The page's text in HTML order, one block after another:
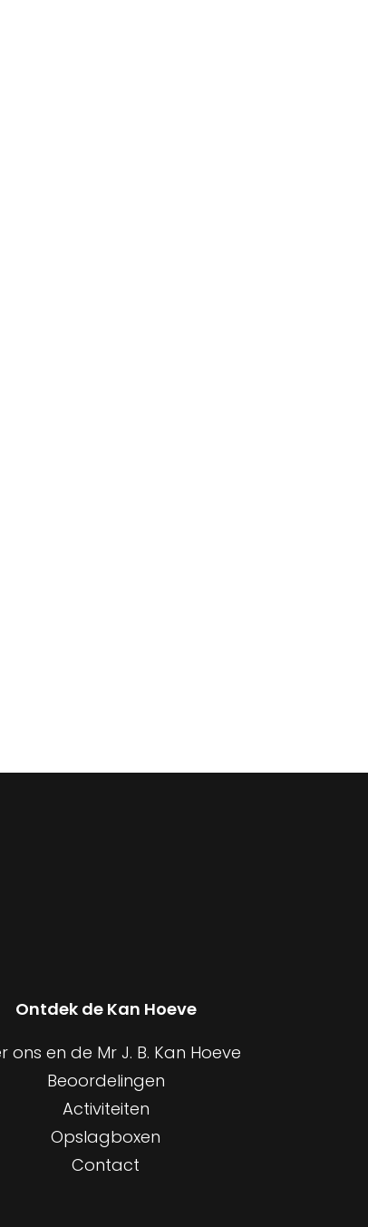
Ontdek de Kan Hoeve
ons en de Mr J. B. Kan Hoeve
Beoordelingen
Activiteiten
Opslagboxen
Contact